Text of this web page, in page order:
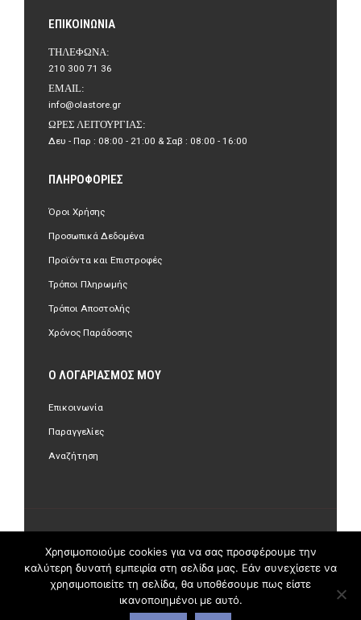
ΕΠΙΚΟΙΝΩΝΊΑ
ΤΗΛΈΦΩΝΑ:
210 300 71 36
EMAIL:
info@olastore.gr
ΏΡΕΣ ΛΕΙΤΟΥΡΓΊΑΣ:
Δευ - Παρ : 08:00 - 21:00 & Σαβ : 08:00 - 16:00
ΠΛΗΡΟΦΟΡΊΕΣ
Όροι Χρήσης
Προσωπικά Δεδομένα
Προϊόντα και Επιστροφές
Τρόποι Πληρωμής
Τρόποι Αποστολής
Χρόνος Παράδοσης
Ο ΛΟΓΑΡΙΑΣΜΌΣ ΜΟΥ
Επικοινωνία
Παραγγελίες
Αναζήτηση
Χρησιμοποιούμε cookies για να σας προσφέρουμε την
καλύτερη δυνατή εμπειρία στη σελίδα μας. Εάν συνεχίσετε να
χρησιμοποιείτε τη σελίδα, θα υποθέσουμε πως είστε
ικανοποιημένοι με αυτό.